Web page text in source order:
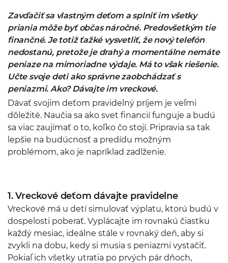
Zavďačiť sa vlastným deťom a splniť im všetky
priania môže byť občas náročné. Predovšetkým tie
finančné. Je totiž ťažké vysvetliť, že nový telefón
nedostanú, pretože je drahý a momentálne nemáte
peniaze na mimoriadne výdaje. Má to však riešenie.
Učte svoje deti ako správne zaobchádzať s
peniazmi. Ako? Dávajte im vreckové.
Dávať svojim deťom pravidelný príjem je veľmi
dôležité. Naučia sa ako svet financií funguje a budú
sa viac zaujímať o to, koľko čo stojí. Pripravia sa tak
lepšie na budúcnosť a predídu možným
problémom, ako je napríklad zadlženie.
1. Vreckové deťom dávajte pravidelne
Vreckové má u detí simulovať výplatu, ktorú budú v
dospelosti poberať. Vyplácajte im rovnakú čiastku
každý mesiac, ideálne stále v rovnaký deň, aby si
zvykli na dobu, kedy si musia s peniazmi vystačiť.
Pokiaľ ich všetky utratia po prvých pár dňoch,